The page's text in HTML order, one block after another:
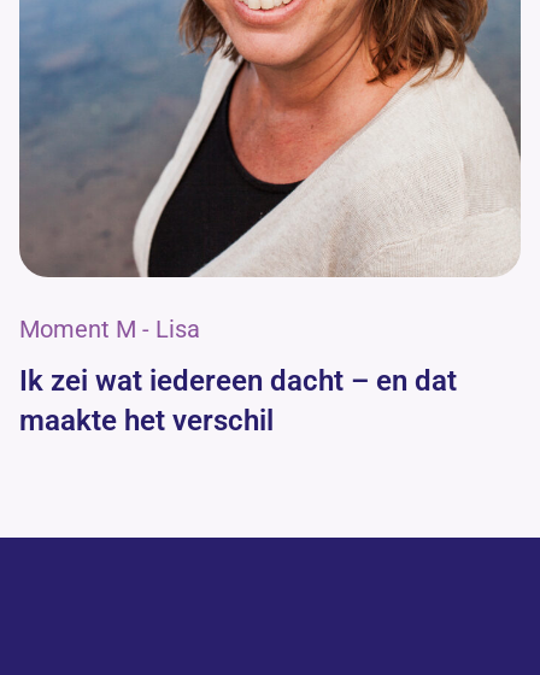
Moment M - Lisa
Ik zei wat iedereen dacht – en dat
maakte het verschil